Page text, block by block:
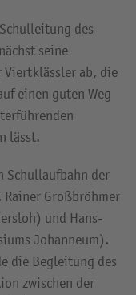
des
seine
Viertklässler ab, die
einen guten Weg
lässt.
Schullaufbahn der
Großbröhmer
und Hans-
Johanneum).
die Begleitung des
zwischen der